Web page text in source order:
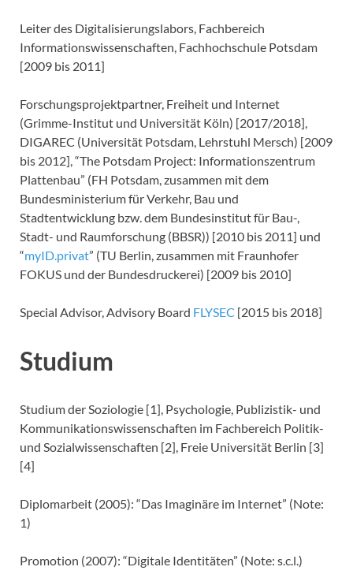
Leiter des Digitalisierungslabors, Fachbereich
Informationswissenschaften, Fachhochschule Potsdam
[2009 bis 2011]
Forschungsprojektpartner, Freiheit und Internet
(Grimme-Institut und Universität Köln) [2017/2018],
DIGAREC (Universität Potsdam, Lehrstuhl Mersch) [2009
bis 2012], “The Potsdam Project: Informationszentrum
Plattenbau” (FH Potsdam, zusammen mit dem
Bundesministerium für Verkehr, Bau und
Stadtentwicklung bzw. dem Bundesinstitut für Bau-,
Stadt- und Raumforschung (BBSR)) [2010 bis 2011] und
“myID.privat” (TU Berlin, zusammen mit Fraunhofer
FOKUS und der Bundesdruckerei) [2009 bis 2010]
Special Advisor, Advisory Board FLYSEC [2015 bis 2018]
Studium
Studium der Soziologie [1], Psychologie, Publizistik- und
Kommunikationswissenschaften im Fachbereich Politik-
und Sozialwissenschaften [2], Freie Universität Berlin [3]
[4]
Diplomarbeit (2005): “Das Imaginäre im Internet” (Note:
1)
Promotion (2007): “Digitale Identitäten” (Note: s.c.l.)